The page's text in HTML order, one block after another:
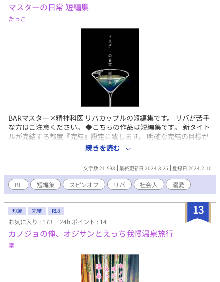
マスターの日常 短編集
たっこ
BARマスター×精神科医 リバカップルの短編集です。 リバが苦手
な方はご注意ください。 ◆こちらの作品は短編集です。 新タイト
ルが完結する都度『完結』設定に致します。 明確な完結の目標が
あるわけではないため、思いついた時に短編を書いてアップする
スタイルです(*_ _))*゜ ◆不定期に更新いたします。気まぐれなの
で、気長にお待ちいただければ幸いです。 ◆こちらは『本気だと
相手にされないのでビッチを演じることにした』のスピンオフで
す。 本編・続編を読了後、こちらを読むことおすすめいたしま
す。 本編『本気だと相手にされないのでビッチを演じることにし
た』 https://www.alphapolis.co.jp/novel/87863096/499770333
続きを読む
文字数 21,598 最終更新日 2024.8.25 登録日 2024.2.10
BL 短編集 スピンオフ リバ 社会人 溺愛
13
短編 完結 R18
お気に入り : 173 24h.ポイント : 14
カノジョの俺、オジサンとえっち我慢温泉旅行
掌